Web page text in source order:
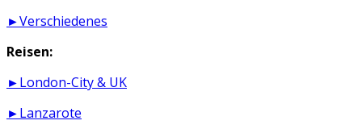
►Verschiedenes
Reisen:
►London-City & UK
►Lanzarote